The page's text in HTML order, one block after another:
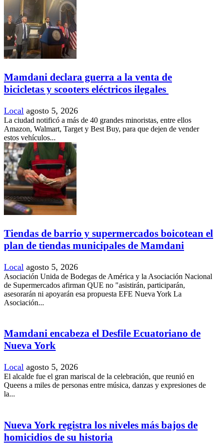
Mamdani declara guerra a la venta de
bicicletas y scooters eléctricos ilegales
Local agosto 5, 2026
La ciudad notificó a más de 40 grandes minoristas, entre ellos
Amazon, Walmart, Target y Best Buy, para que dejen de vender
estos vehículos...
Tiendas de barrio y supermercados boicotean el
plan de tiendas municipales de Mamdani
Local agosto 5, 2026
Asociación Unida de Bodegas de América y la Asociación Nacional
de Supermercados afirman QUE no "asistirán, participarán,
asesorarán ni apoyarán esa propuesta EFE Nueva York La
Asociación...
Mamdani encabeza el Desfile Ecuatoriano de
Nueva York
Local agosto 5, 2026
El alcalde fue el gran mariscal de la celebración, que reunió en
Queens a miles de personas entre música, danzas y expresiones de
la...
Nueva York registra los niveles más bajos de
homicidios de su historia